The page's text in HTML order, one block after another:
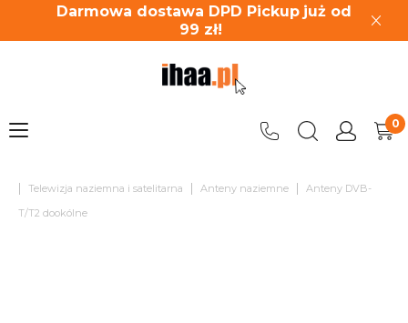
Darmowa dostawa DPD Pickup już od
99 zł!
| Telewizja naziemna i satelitarna | Anteny naziemne |
Anteny DVB-
T/T2 dookólne